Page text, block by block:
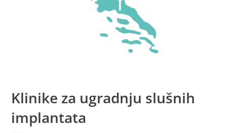
Klinike za ugradnju slušnih
implantata